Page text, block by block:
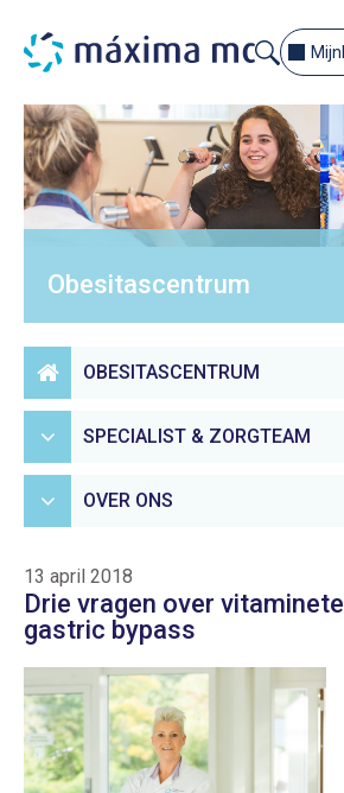
Obesitascentrum
OBESITASCENTRUM
SPECIALIST & ZORGTEAM
OVER ONS
13 april 2018
Drie vragen over
gastric bypass